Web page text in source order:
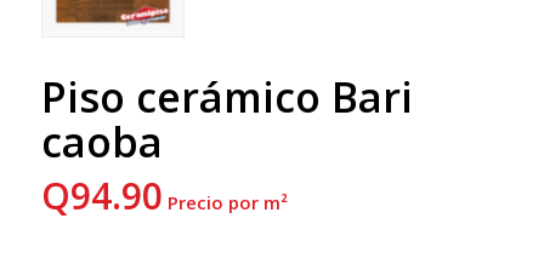
Piso cerámico Bari
caoba
Q94.90 Precio por m²